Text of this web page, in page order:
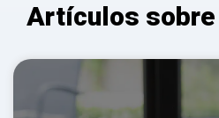
Artículos